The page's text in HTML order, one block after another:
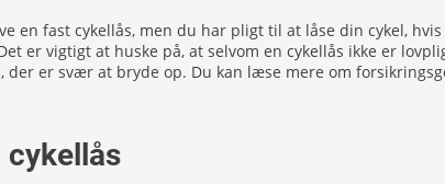
en fast cykellås, men du har pligt til at låse din cykel,
er vigtigt at huske på, at selvom en cykellås ikke er
der er svær at bryde op. Du kan læse mere om
cykellås